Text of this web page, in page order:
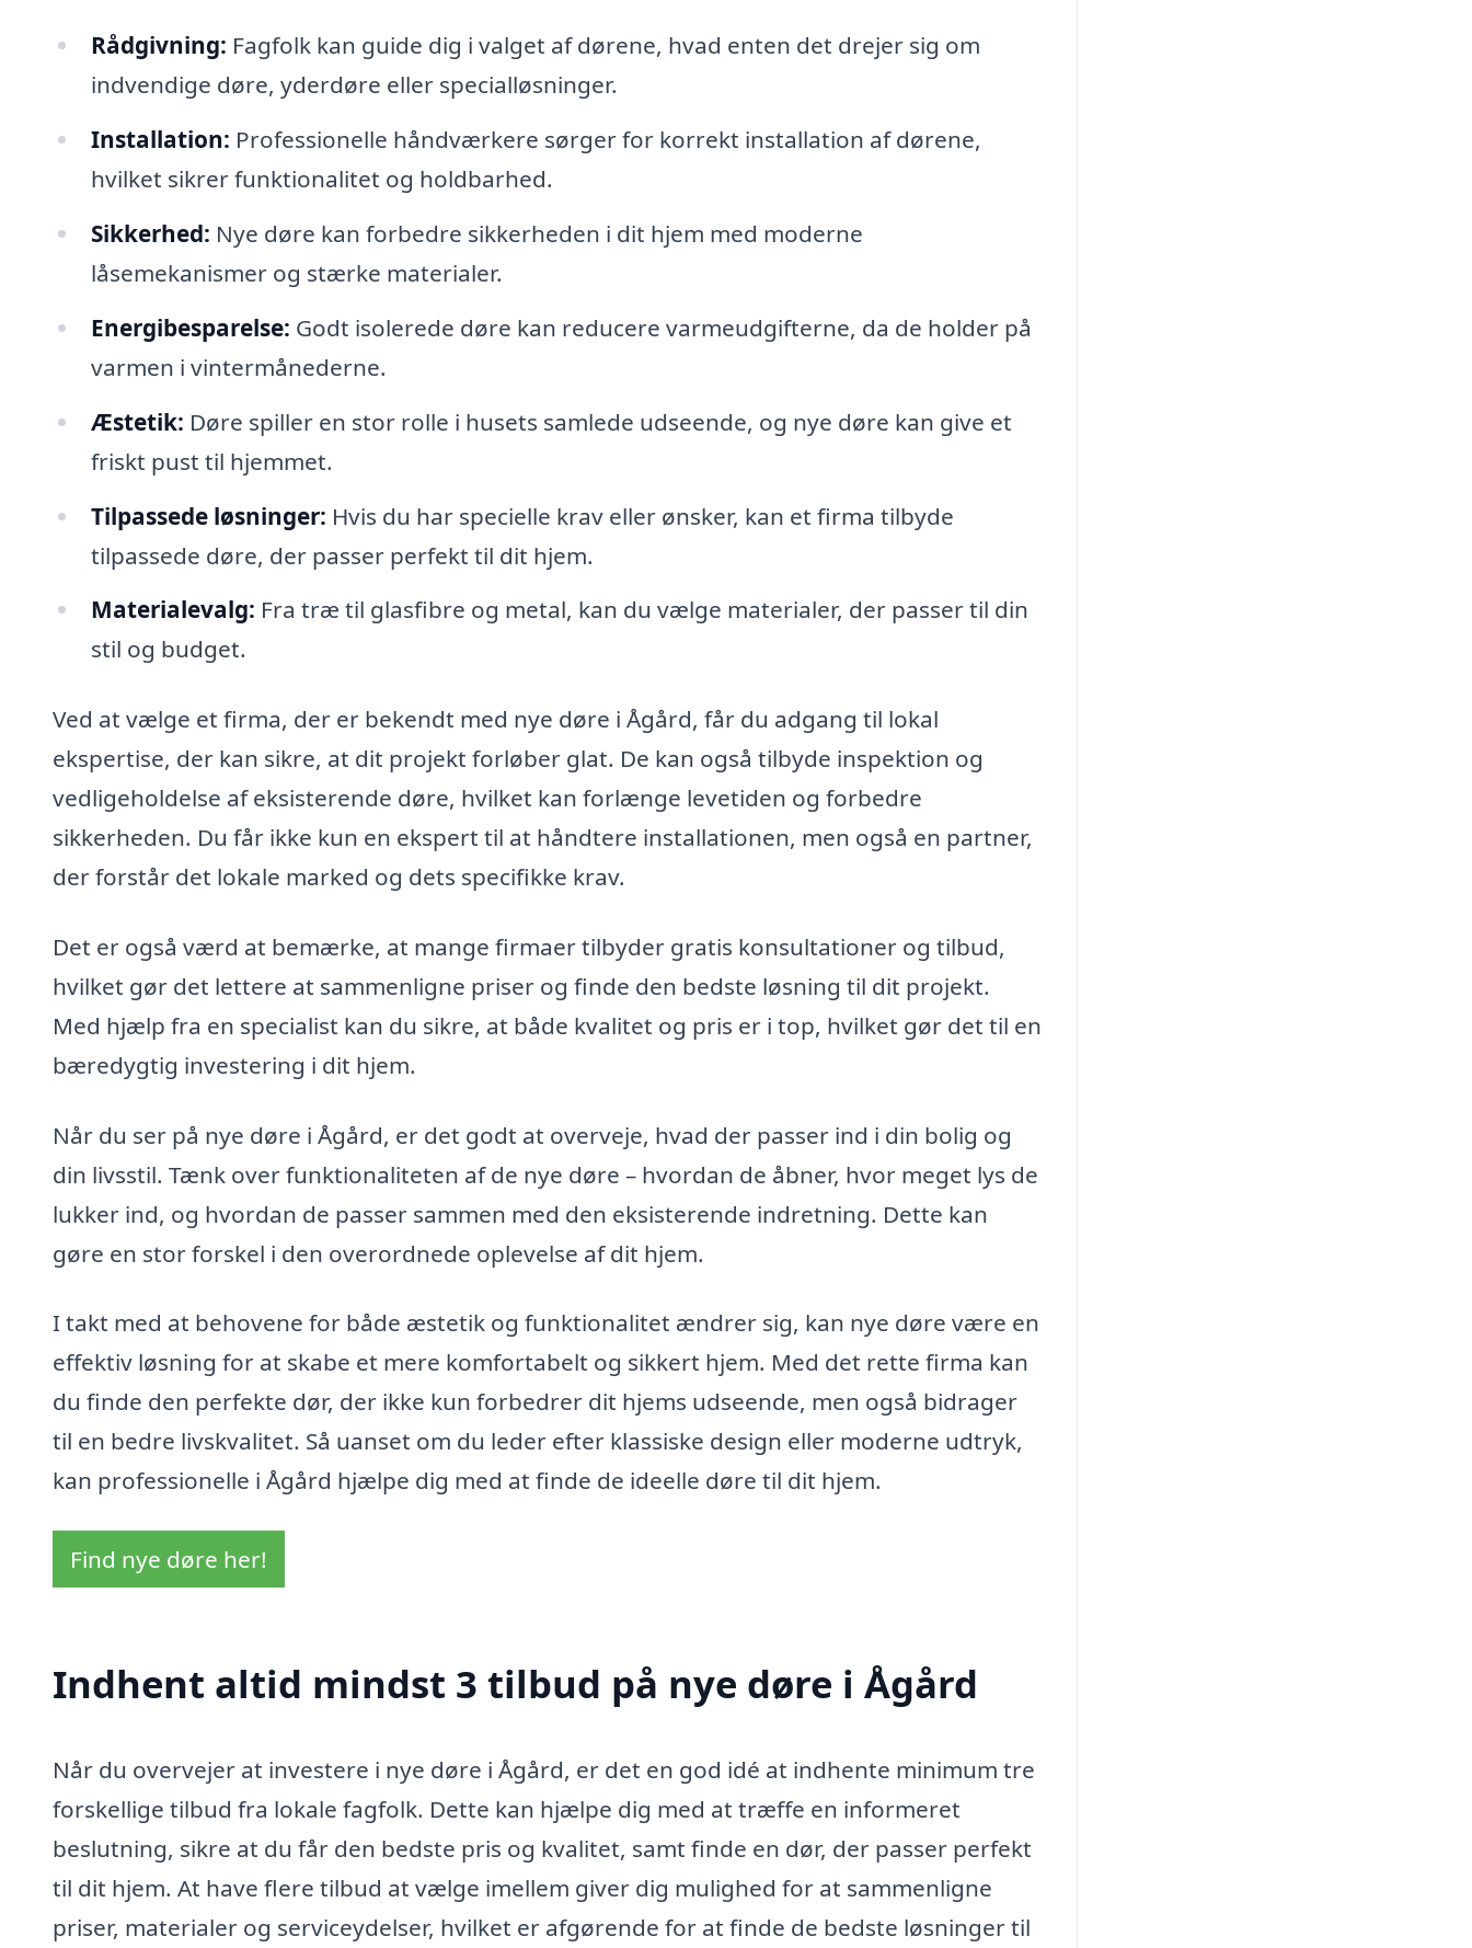
Rådgivning: Fagfolk kan guide dig i valget af dørene, hvad enten det drejer sig om
indvendige døre, yderdøre eller specialløsninger.
Installation: Professionelle håndværkere sørger for korrekt installation af dørene,
hvilket sikrer funktionalitet og holdbarhed.
Sikkerhed: Nye døre kan forbedre sikkerheden i dit hjem med moderne
låsemekanismer og stærke materialer.
Energibesparelse: Godt isolerede døre kan reducere varmeudgifterne, da de holder på
varmen i vintermånederne.
Æstetik: Døre spiller en stor rolle i husets samlede udseende, og nye døre kan give et
friskt pust til hjemmet.
Tilpassede løsninger: Hvis du har specielle krav eller ønsker, kan et firma tilbyde
tilpassede døre, der passer perfekt til dit hjem.
Materialevalg: Fra træ til glasfibre og metal, kan du vælge materialer, der passer til din
stil og budget.
Ved at vælge et firma, der er bekendt med nye døre i Ågård, får du adgang til lokal
ekspertise, der kan sikre, at dit projekt forløber glat. De kan også tilbyde inspektion og
vedligeholdelse af eksisterende døre, hvilket kan forlænge levetiden og forbedre
sikkerheden. Du får ikke kun en ekspert til at håndtere installationen, men også en partner,
der forstår det lokale marked og dets specifikke krav.
Det er også værd at bemærke, at mange firmaer tilbyder gratis konsultationer og tilbud,
hvilket gør det lettere at sammenligne priser og finde den bedste løsning til dit projekt.
Med hjælp fra en specialist kan du sikre, at både kvalitet og pris er i top, hvilket gør det til en
bæredygtig investering i dit hjem.
Når du ser på nye døre i Ågård, er det godt at overveje, hvad der passer ind i din bolig og
din livsstil. Tænk over funktionaliteten af de nye døre – hvordan de åbner, hvor meget lys de
lukker ind, og hvordan de passer sammen med den eksisterende indretning. Dette kan
gøre en stor forskel i den overordnede oplevelse af dit hjem.
I takt med at behovene for både æstetik og funktionalitet ændrer sig, kan nye døre være en
effektiv løsning for at skabe et mere komfortabelt og sikkert hjem. Med det rette firma kan
du finde den perfekte dør, der ikke kun forbedrer dit hjems udseende, men også bidrager
til en bedre livskvalitet. Så uanset om du leder efter klassiske design eller moderne udtryk,
kan professionelle i Ågård hjælpe dig med at finde de ideelle døre til dit hjem.
Find nye døre her!
Indhent altid mindst 3 tilbud på nye døre i Ågård
Når du overvejer at investere i nye døre i Ågård, er det en god idé at indhente minimum tre
forskellige tilbud fra lokale fagfolk. Dette kan hjælpe dig med at træffe en informeret
beslutning, sikre at du får den bedste pris og kvalitet, samt finde en dør, der passer perfekt
til dit hjem. At have flere tilbud at vælge imellem giver dig mulighed for at sammenligne
priser, materialer og serviceydelser, hvilket er afgørende for at finde de bedste løsninger til